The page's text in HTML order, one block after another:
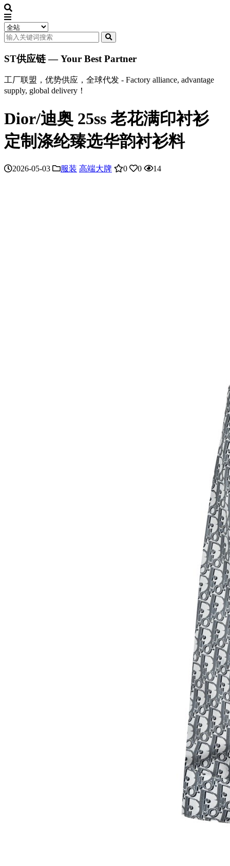
ST供应链 — Your Best Partner
工厂联盟，优势供应，全球代发 - Factory alliance, advantage
supply, global delivery！
Dior/迪奥 25ss 老花满印衬衫
定制涤纶臻选华韵衬衫料
2026-05-03 服装 高端大牌 0 0 14